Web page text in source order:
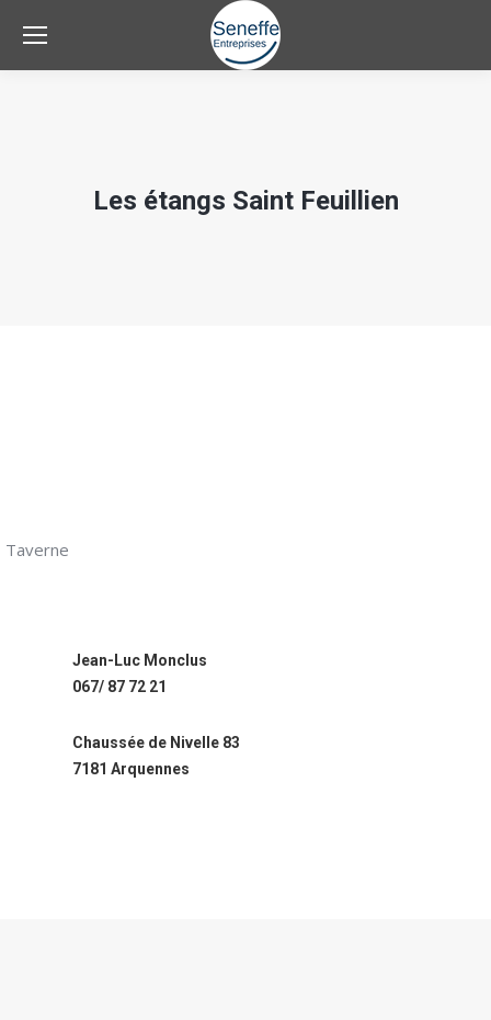
Les étangs Saint Feuillien
Taverne
Jean-Luc Monclus
067/ 87 72 21
Chaussée de Nivelle 83
7181 Arquennes